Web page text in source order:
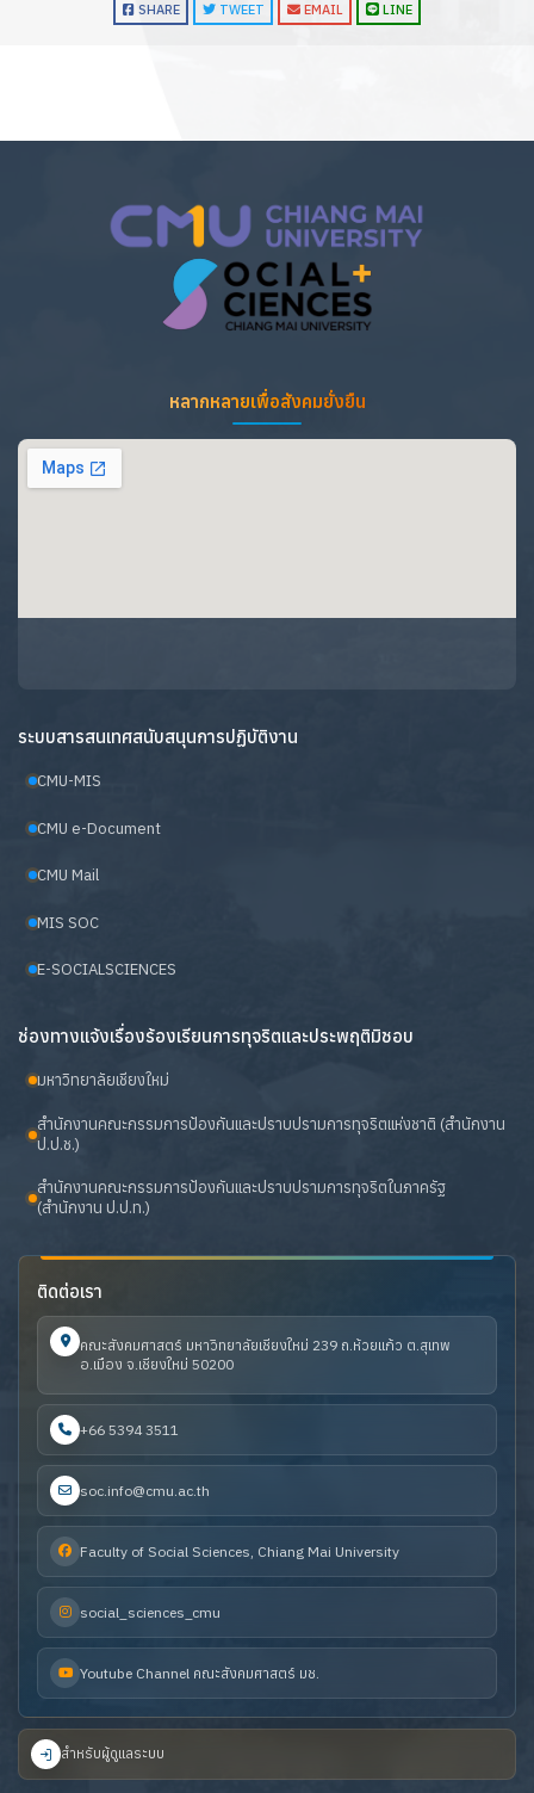
SHARE TWEET EMAIL LINE
หลากหลายเพื่อสังคมยั่งยืน
ระบบสารสนเทศสนับสนุนการปฏิบัติงาน
CMU-MIS
CMU e-Document
CMU Mail
MIS SOC
E-SOCIALSCIENCES
ช่องทางแจ้งเรื่องร้องเรียนการทุจริตและประพฤติมิชอบ
มหาวิทยาลัยเชียงใหม่
สำนักงานคณะกรรมการป้องกันและปราบปรามการทุจริตแห่งชาติ (สำนักงาน
ป.ป.ช.)
สำนักงานคณะกรรมการป้องกันและปราบปรามการทุจริตในภาครัฐ
(สำนักงาน ป.ป.ท.)
ติดต่อเรา
คณะสังคมศาสตร์ มหาวิทยาลัยเชียงใหม่ 239 ถ.ห้วยแก้ว ต.สุเทพ
อ.เมือง จ.เชียงใหม่ 50200
+66 5394 3511
soc.info@cmu.ac.th
Faculty of Social Sciences, Chiang Mai University
social_sciences_cmu
Youtube Channel คณะสังคมศาสตร์ มช.
สำหรับผู้ดูแลระบบ